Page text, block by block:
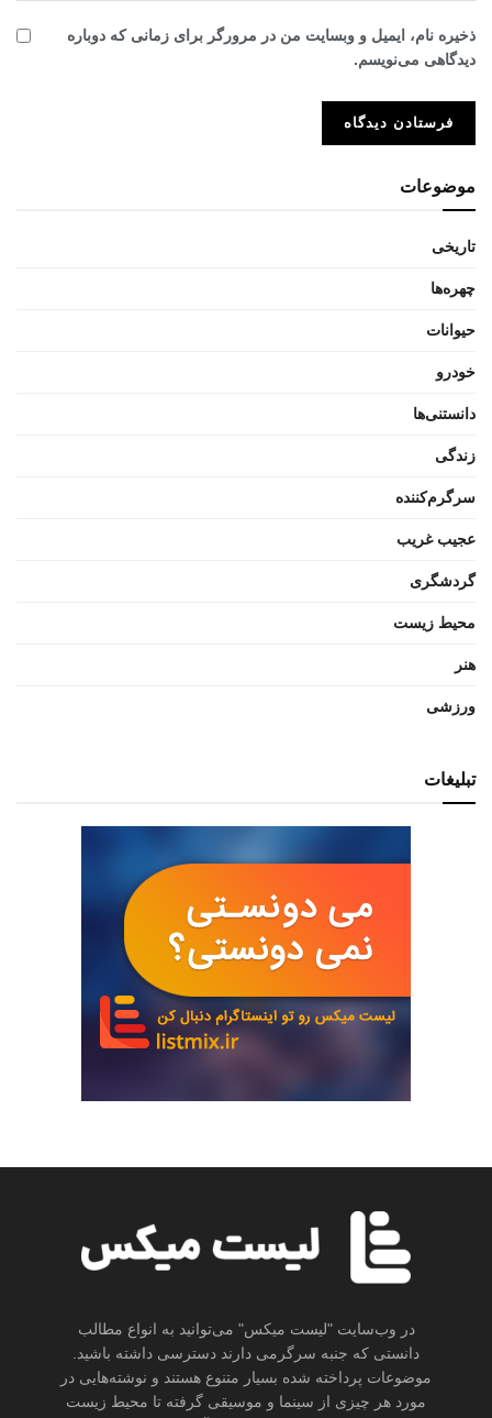
ذخیره نام، ایمیل و وبسایت من در مرورگر برای زمانی که دوباره
دیدگاهی می‌نویسم.
موضوعات
تاریخی
چهره‌ها
حیوانات
خودرو
دانستنی‌ها
زندگی
سرگرم‌کننده
عجیب غریب
گردشگری
محیط زیست
هنر
ورزشی
تبلیغات
در وب‌سایت "لیست میکس" می‌توانید به انواع مطالب
دانستی که جنبه سرگرمی دارند دسترسی داشته باشید.
موضوعات پرداخته شده بسیار متنوع هستند و نوشته‌هایی در
مورد هر چیزی از سینما و موسیقی گرفته تا محیط زیست